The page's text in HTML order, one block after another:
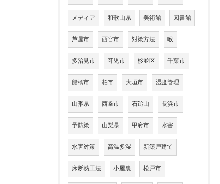
メディア 和歌山県 美術館 図書館
芦屋市 西宮市 対策方法 喉
多治見市 可児市 杉並区 千葉市
船橋市 柏市 大垣市 湿度管理
山形県 西条市 石鎚山 長浜市
予防策 山梨県 甲府市 水害
水害対策 高温多湿 新築戸建て
床断熱工法 小屋裏 松戸市